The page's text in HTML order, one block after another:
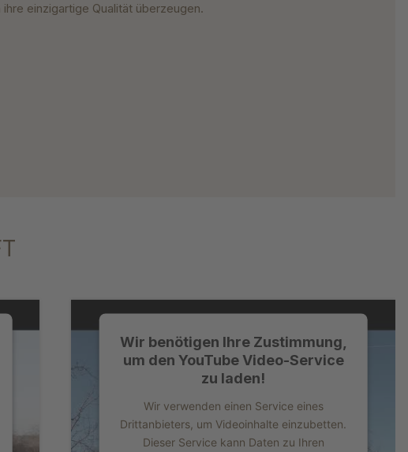
einzigartige Qualität überzeugen.
Wir benötigen Ihre Zustimmung,
um den YouTube Video-Service
zu laden!
Wir verwenden einen Service eines
Drittanbieters, um Videoinhalte einzubetten.
Dieser Service kann Daten zu Ihren